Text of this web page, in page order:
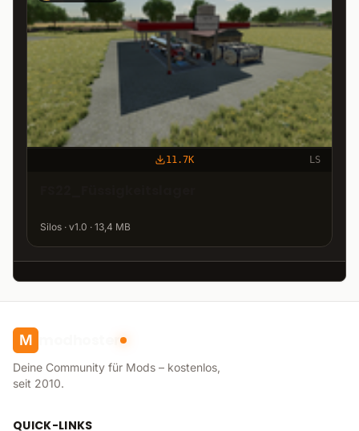
11.7K LS
Silos · v1.0 · 13,4 MB
M
Deine Community für Mods – kostenlos,
seit 2010.
QUICK-LINKS